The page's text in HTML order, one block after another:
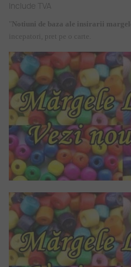
Include TVA
" Notiuni de baza ale insirarii
incepatori, pret pe o carte.